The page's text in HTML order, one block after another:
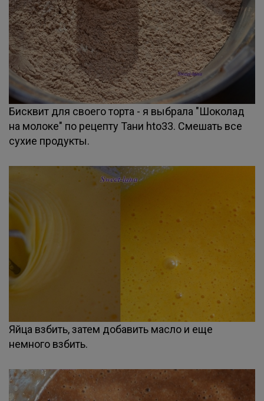
Бисквит для своего торта - я выбрала "Шоколад
на молоке" по рецепту Тани hto33. Смешать все
сухие продукты.
Яйца взбить, затем добавить масло и еще
немного взбить.